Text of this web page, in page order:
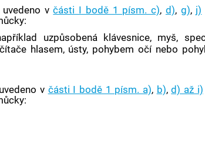
uvedeno včásti I bodě 1 písm. c), d), g), j)
uzpůsobená klávesnice, myš,
hlasem, ústy, pohybem očí nebo
v části I bodě 1 písm. a), b),d) až i)